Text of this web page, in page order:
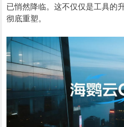
已悄然降临。这不仅仅是工具的
彻底重塑。